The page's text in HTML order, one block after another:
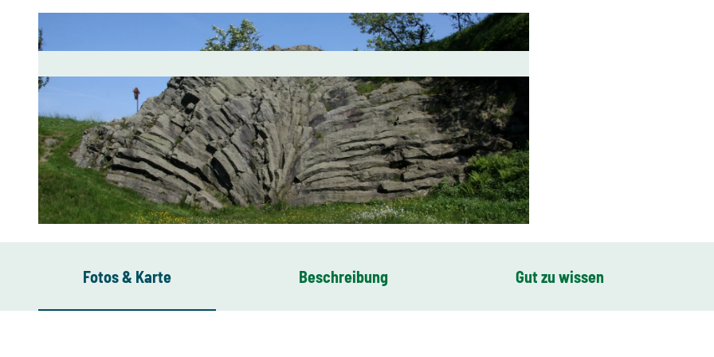
Fotos & Karte Beschreibung Gut zu wissen